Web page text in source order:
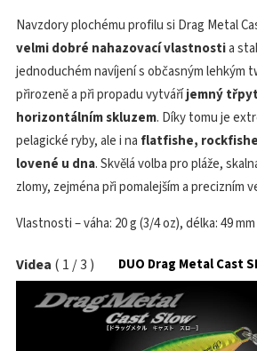
Videa ( 1 /3 ) DUO Drag Metal Cast
Navzdory plochému profilu si Drag Metal
velmi dobré nahazovací vlastnostia
jednoduchém navíjení s občasným lehkým
přirozeně a při propadu vytváříjemný
horizontálním skluzem. Díky tomu je
pelagické ryby, ale i na flatfishe,
lovené u dna. Skvělá volba pro pláže,
zlomy, zejména při pomalejším a precizním
Vlastnosti – váha: 20 g (3/4 oz), délka: 49